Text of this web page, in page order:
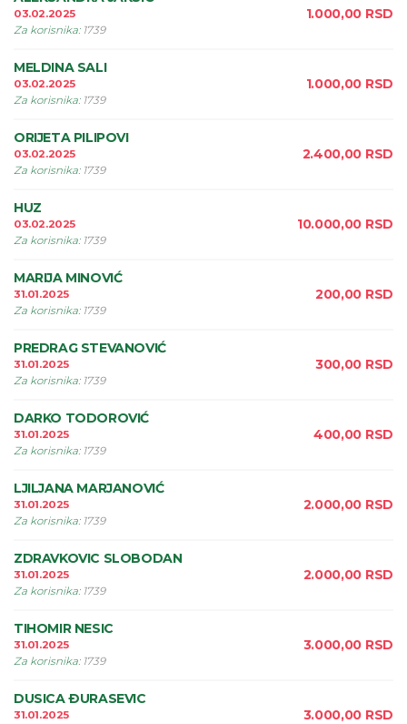
03.02.2025
Za korisnika: 1739
1.000,00 RSD
MELDINA SALI
03.02.2025
Za korisnika: 1739
1.000,00 RSD
ORIJETA PILIPOVI
03.02.2025
Za korisnika: 1739
2.400,00 RSD
HUZ
03.02.2025
Za korisnika: 1739
10.000,00 RSD
MARIJA MINOVIĆ
31.01.2025
Za korisnika: 1739
200,00 RSD
PREDRAG STEVANOVIĆ
31.01.2025
Za korisnika: 1739
300,00 RSD
DARKO TODOROVIĆ
31.01.2025
Za korisnika: 1739
400,00 RSD
LJILJANA MARJANOVIĆ
31.01.2025
Za korisnika: 1739
2.000,00 RSD
ZDRAVKOVIC SLOBODAN
31.01.2025
Za korisnika: 1739
2.000,00 RSD
TIHOMIR NESIC
31.01.2025
Za korisnika: 1739
3.000,00 RSD
DUSICA ÐURASEVIC
31.01.2025
3.000,00 RSD